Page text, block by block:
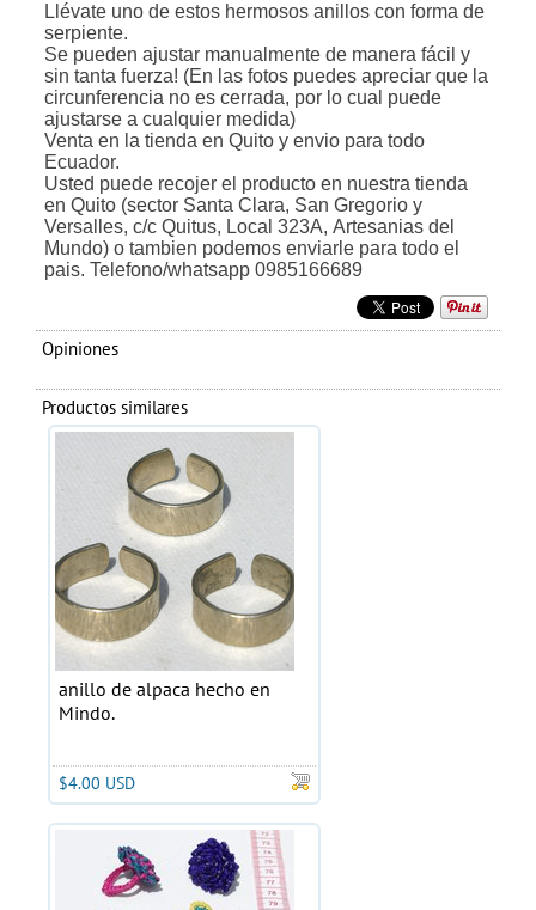
Llévate uno de estos hermosos anillos con forma de
serpiente.
Se pueden ajustar manualmente de manera fácil y
sin tanta fuerza! (En las fotos puedes apreciar que la
circunferencia no es cerrada, por lo cual puede
ajustarse a cualquier medida)
Venta en la tienda en Quito y envio para todo
Ecuador.
Usted puede recojer el producto en nuestra tienda
en Quito (sector Santa Clara, San Gregorio y
Versalles, c/c Quitus, Local 323A, Artesanias del
Mundo) o tambien podemos enviarle para todo el
pais. Telefono/whatsapp 0985166689
Opiniones
Productos similares
anillo de alpaca hecho en
Mindo.
$4.00 USD